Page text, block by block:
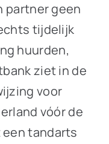
partner geen
tijdelijk
huurden,
ziet in de
voor
vóór de
tandarts